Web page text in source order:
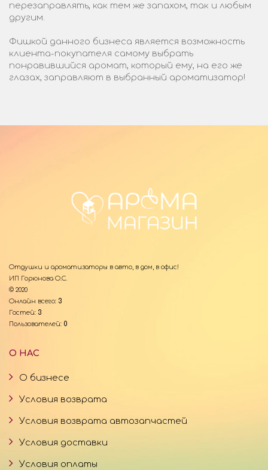
перезаправлять, как тем же запахом, так и любым
другим.
Фишкой данного бизнеса является возможность
клиента-покупателя самому выбрать
понравившийся аромат, который ему, на его же
глазах, заправляют в выбранный ароматизатор!
Отдушки и ароматизаторы в авто, в дом, в офис!
ИП Горюнова О.С.
© 2020
Онлайн всего: 3
Гостей: 3
Пользователей: 0
О НАС
О бизнесе
Условия возврата
Условия возврата автозапчастей
Условия доставки
Условия оплаты